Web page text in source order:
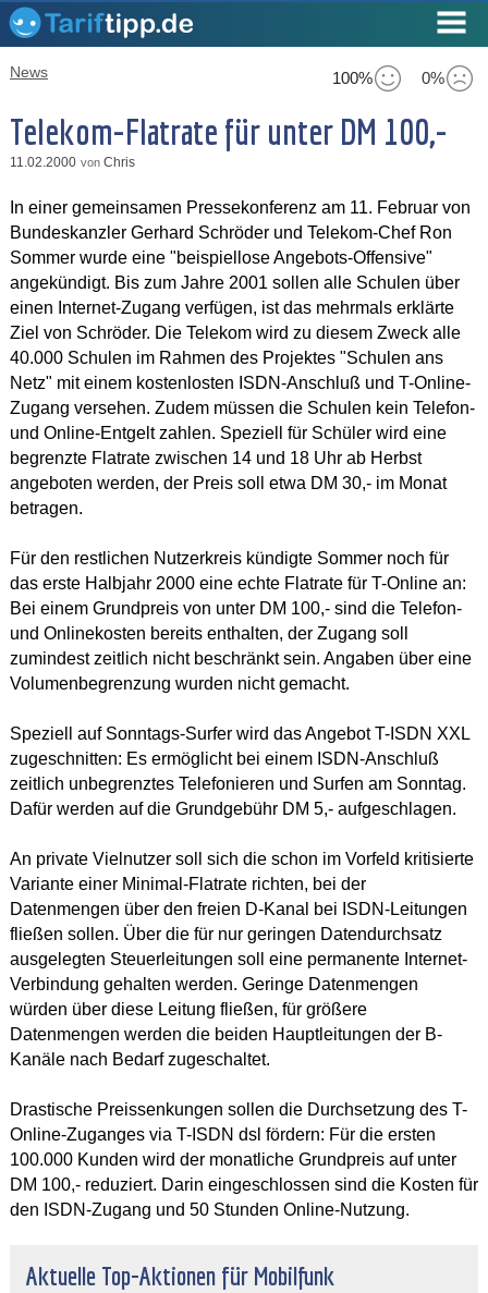
100% 0%
News
Telekom-Flatrate für unter DM 100,-
11.02.2000 von Chris
In einer gemeinsamen Pressekonferenz am 11. Februar von
Bundeskanzler Gerhard Schröder und Telekom-Chef Ron
Sommer wurde eine "beispiellose Angebots-Offensive"
angekündigt. Bis zum Jahre 2001 sollen alle Schulen über
einen Internet-Zugang verfügen, ist das mehrmals erklärte
Ziel von Schröder. Die Telekom wird zu diesem Zweck alle
40.000 Schulen im Rahmen des Projektes "Schulen ans
Netz" mit einem kostenlosten ISDN-Anschluß und T-Online-
Zugang versehen. Zudem müssen die Schulen kein Telefon-
und Online-Entgelt zahlen. Speziell für Schüler wird eine
begrenzte Flatrate zwischen 14 und 18 Uhr ab Herbst
angeboten werden, der Preis soll etwa DM 30,- im Monat
betragen.
Für den restlichen Nutzerkreis kündigte Sommer noch für
das erste Halbjahr 2000 eine echte Flatrate für T-Online an:
Bei einem Grundpreis von unter DM 100,- sind die Telefon-
und Onlinekosten bereits enthalten, der Zugang soll
zumindest zeitlich nicht beschränkt sein. Angaben über eine
Volumenbegrenzung wurden nicht gemacht.
Speziell auf Sonntags-Surfer wird das Angebot T-ISDN XXL
zugeschnitten: Es ermöglicht bei einem ISDN-Anschluß
zeitlich unbegrenztes Telefonieren und Surfen am Sonntag.
Dafür werden auf die Grundgebühr DM 5,- aufgeschlagen.
An private Vielnutzer soll sich die schon im Vorfeld kritisierte
Variante einer Minimal-Flatrate richten, bei der
Datenmengen über den freien D-Kanal bei ISDN-Leitungen
fließen sollen. Über die für nur geringen Datendurchsatz
ausgelegten Steuerleitungen soll eine permanente Internet-
Verbindung gehalten werden. Geringe Datenmengen
würden über diese Leitung fließen, für größere
Datenmengen werden die beiden Hauptleitungen der B-
Kanäle nach Bedarf zugeschaltet.
Drastische Preissenkungen sollen die Durchsetzung des T-
Online-Zuganges via T-ISDN dsl fördern: Für die ersten
100.000 Kunden wird der monatliche Grundpreis auf unter
DM 100,- reduziert. Darin eingeschlossen sind die Kosten für
den ISDN-Zugang und 50 Stunden Online-Nutzung.
Aktuelle Top-Aktionen für Mobilfunk